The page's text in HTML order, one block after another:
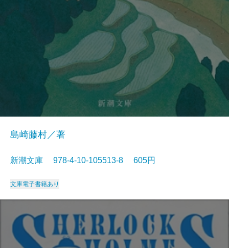
島崎藤村／著
新潮文庫 978-4-10-105513-8 605円
文庫電子書籍あり